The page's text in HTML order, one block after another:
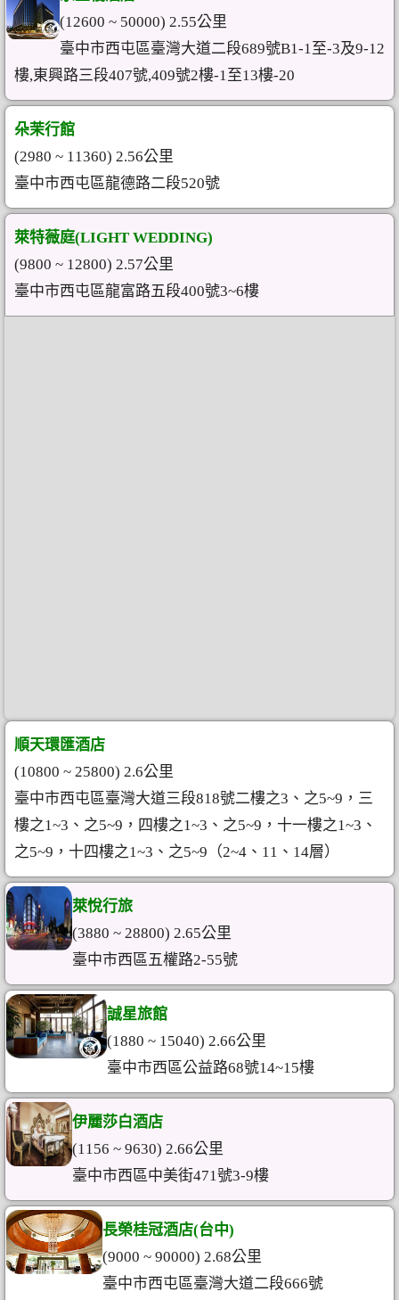
(12600 ~ 50000) 2.55公里
臺中市西屯區臺灣大道二段689號B1-1至-3及9-12
樓,東興路三段407號,409號2樓-1至13樓-20
朵茉行館
(2980 ~ 11360) 2.56公里
臺中市西屯區龍德路二段520號
萊特薇庭(LIGHT WEDDING)
(9800 ~ 12800) 2.57公里
臺中市西屯區龍富路五段400號3~6樓
順天環匯酒店
(10800 ~ 25800) 2.6公里
臺中市西屯區臺灣大道三段​818號二樓之3、之5~9，三
樓之1~3、之5~9，四樓之1~3、之5~9，十一樓之1~3、
之5~9，十四樓之1~3、之5~9（2~4、11、14層）
萊悅行旅
(3880 ~ 28800) 2.65公里
臺中市西區五權路2-55號
誠星旅館
(1880 ~ 15040) 2.66公里
臺中市西區公益路68號14~15樓
伊麗莎白酒店
(1156 ~ 9630) 2.66公里
臺中市西區中美街471號3-9樓
長榮桂冠酒店(台中)
(9000 ~ 90000) 2.68公里
臺中市西屯區臺灣大道二段666號